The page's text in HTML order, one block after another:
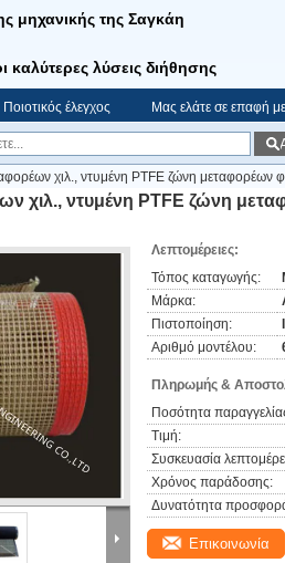
μηχανικής της Σαγκάη
καλύτερες λύσεις διήθησης
Ποιοτικός έλεγχος Μας ελάτε σε επαφή με
χιλ., ντυμένη PTFE ζώνη μεταφορέων
χιλ., ντυμένη PTFE ζώνη
Λεπτομέρειες:
Τόπος καταγωγής:
Μάρκα:
Πιστοποίηση:
Αριθμό μοντέλου:
Πληρωμής &
Ποσότητα
Τιμή:
Συσκευασία
Χρόνος παράδοσης:
Δυνατότητα
Επικοινωνία